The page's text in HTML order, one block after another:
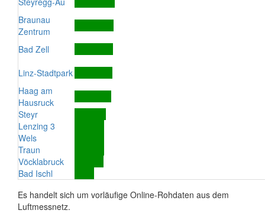
Braunau
Zentrum
Bad Zell
Linz-Stadtpark
Haag am
Hausruck
Steyr
Lenzing 3
Wels
Traun
Vöcklabruck
Bad Ischl
Es handelt sich um vorläufige Online-Rohdaten aus dem
Luftmessnetz.